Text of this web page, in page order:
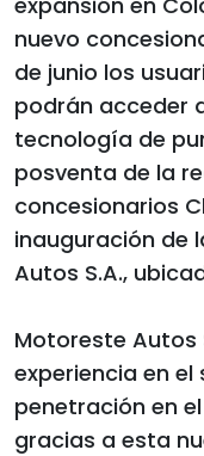
nuevo
de junio los
podrán acceder
tecnología de
posventa de la
concesionarios
inauguración de
Autos S.A.,
Motoreste Autos
experiencia en
penetración en
gracias a esta